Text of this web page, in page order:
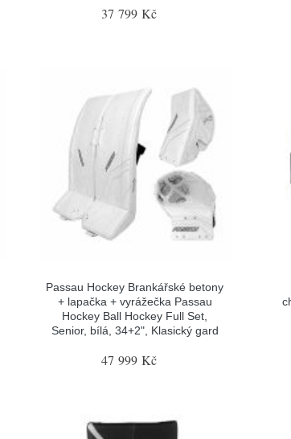
37 799 Kč
Passau Hockey Brankářské betony
+ lapačka + vyrážečka Passau
Hockey Ball Hockey Full Set,
Senior, bílá, 34+2", Klasický gard
47 999 Kč